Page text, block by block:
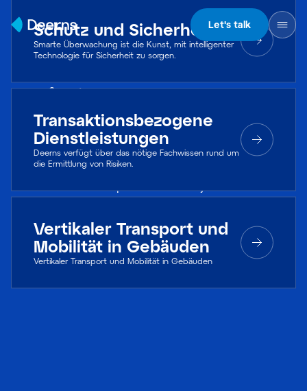
Let's talk
Leistungen
Mit über 750 Fachleuten, die unsere
Dienstleistungen erbringen können, sind wir in
der Lage, unseren Ansatz auf die individuellen
Schutz und Sicherheit
Smarte Überwachung ist die Kunst, mit intelligenter
Technologie für Sicherheit zu sorgen.
Transaktionsbezogene
Dienstleistungen
Deerns verfügt über das nötige Fachwissen rund um
die Ermittlung von Risiken.
Vertikaler Transport und
Mobilität in Gebäuden
Vertikaler Transport und Mobilität in Gebäuden